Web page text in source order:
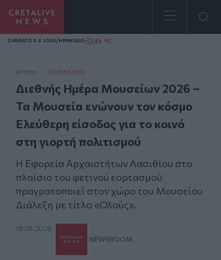
Homepage
ΣAΒΒΑΤΟ 8.8.2026/ΗΡΑΚΛΕΙΟ 33 °C
ΑΡΧΙΚΗ / ΠΟΛΙΤΙΣΜΌΣ
Διεθνής Ημέρα Μουσείων 2026 –
Τα Μουσεία ενώνουν τον κόσμο
Ελεύθερη είσοδος για το κοινό
στη γιορτή πολιτισμού
Η Εφορεία Αρχαιοτήτων Λασιθίου στο
πλαίσιο του φετινού εορτασμού
πραγματοποιεί στον χώρο του Μουσείου
Διάλεξη με τίτλο «Ολούς».
18.05.2026
NEWSROOM